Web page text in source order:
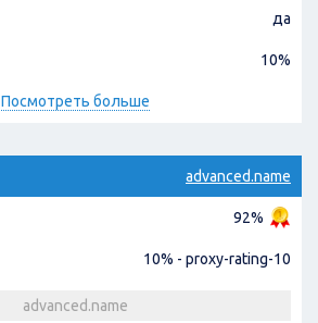
да
10%
Посмотреть больше
advanced.name
92%
10% - proxy-rating-10
advanced.name